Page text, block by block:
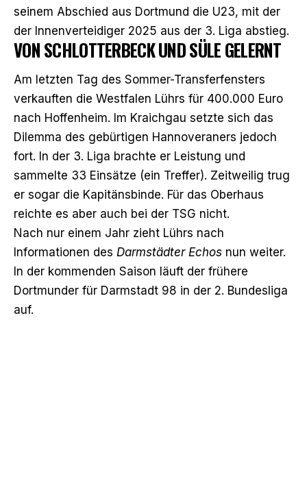
seinem Abschied aus Dortmund die U23, mit der
der Innenverteidiger 2025 aus der 3. Liga abstieg.
VON SCHLOTTERBECK UND SÜLE GELERNT
Am letzten Tag des Sommer-Transferfensters
verkauften die Westfalen Lührs für 400.000 Euro
nach Hoffenheim. Im Kraichgau setzte sich das
Dilemma des gebürtigen Hannoveraners jedoch
fort. In der 3. Liga brachte er Leistung und
sammelte 33 Einsätze (ein Treffer). Zeitweilig trug
er sogar die Kapitänsbinde. Für das Oberhaus
reichte es aber auch bei der TSG nicht.
Nach nur einem Jahr zieht Lührs nach
Informationen des Darmstädter Echos nun weiter.
In der kommenden Saison läuft der frühere
Dortmunder für Darmstadt 98 in der 2. Bundesliga
auf.